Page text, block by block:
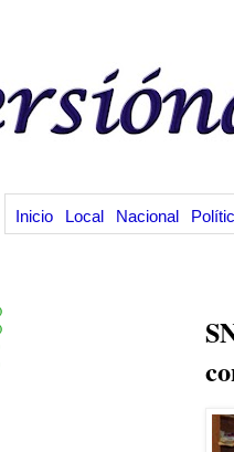
Inicio Local Nacional